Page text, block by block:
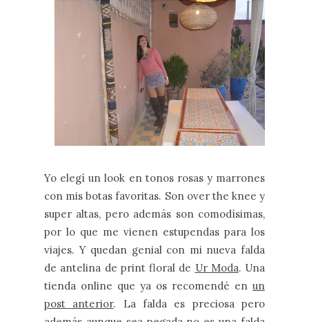
Yo elegí un look en tonos rosas y marrones
con mis botas favoritas. Son over the knee y
super altas, pero además son comodísimas,
por lo que me vienen estupendas para los
viajes. Y quedan genial con mi nueva falda
de antelina de print floral de Ur Moda. Una
tienda online que ya os recomendé en un
post anterior. La falda es preciosa pero